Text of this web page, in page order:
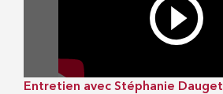
Entretien avec Stéphanie Dauget